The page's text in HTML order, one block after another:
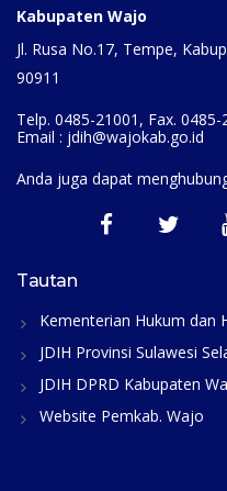
Kabupaten Wajo
Jl. Rusa No.17, Tempe,
90911
Telp. 0485-21001, Fax. 0485-
Email : jdih@wajokab.go.id
Anda juga dapat
Tautan
Kementerian Hukum dan
JDIH Provinsi Sulawesi
JDIH DPRD Kabupaten
Website Pemkab. Wajo